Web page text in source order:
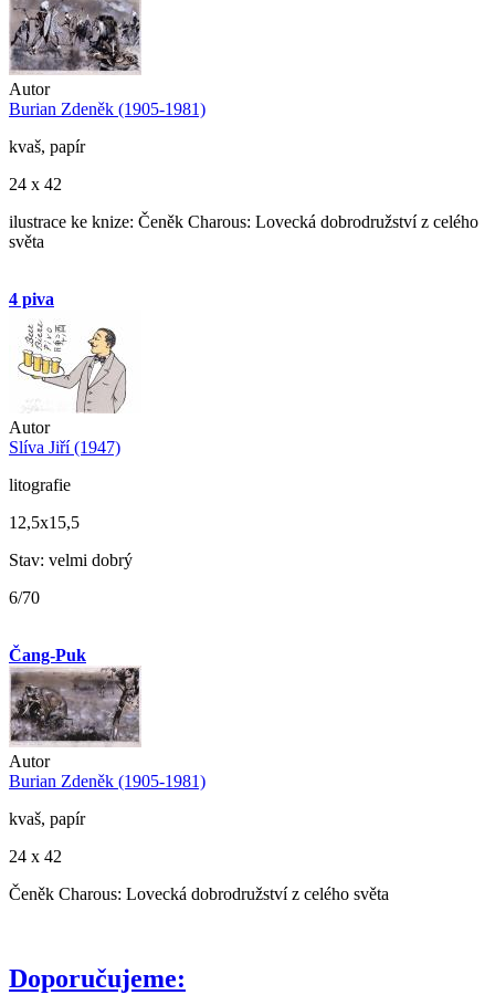
Autor
Burian Zdeněk (1905-1981)
kvaš, papír
24 x 42
ilustrace ke knize: Čeněk Charous: Lovecká dobrodružství z celého
světa
4 piva
Autor
Slíva Jiří (1947)
litografie
12,5x15,5
Stav: velmi dobrý
6/70
Čang-Puk
Autor
Burian Zdeněk (1905-1981)
kvaš, papír
24 x 42
Čeněk Charous: Lovecká dobrodružství z celého světa
Doporučujeme: